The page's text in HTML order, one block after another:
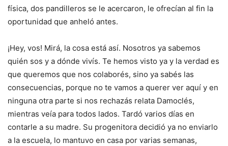
física, dos pandilleros se le acercaron, le ofrecían al fin la
oportunidad que anheló antes.
¡Hey, vos! Mirá, la cosa está así. Nosotros ya sabemos
quién sos y a dónde vivís. Te hemos visto ya y la verdad es
que queremos que nos colaborés, sino ya sabés las
consecuencias, porque no te vamos a querer ver aquí y en
ninguna otra parte si nos rechazás relata Damoclés,
mientras veía para todos lados. Tardó varios días en
contarle a su madre. Su progenitora decidió ya no enviarlo
a la escuela, lo mantuvo en casa por varias semanas,